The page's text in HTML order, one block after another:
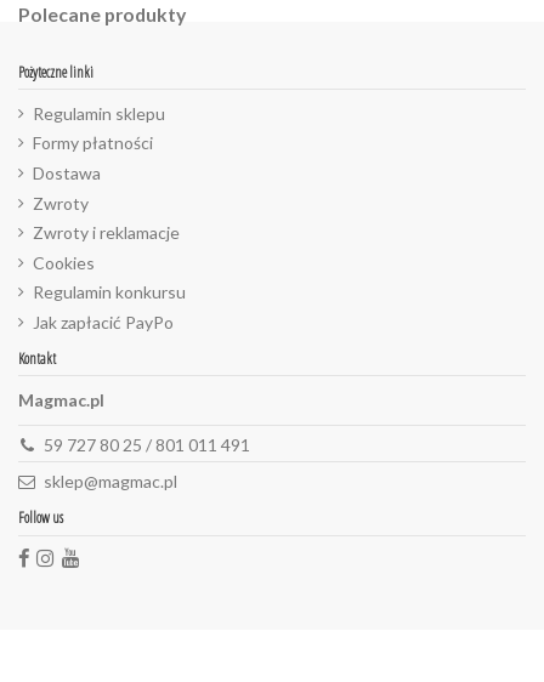
Polecane produkty
Pożyteczne linki
Regulamin sklepu
Formy płatności
Dostawa
Zwroty
Zwroty i reklamacje
Cookies
Regulamin konkursu
Jak zapłacić PayPo
Kontakt
Magmac.pl
59 727 80 25 / 801 011 491
sklep@magmac.pl
Follow us